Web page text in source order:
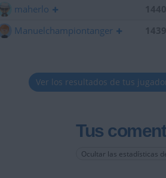
maherlo
Manuelchampiontanger
Ver los resultados de tus
Tus
Ocultar las estadísticas